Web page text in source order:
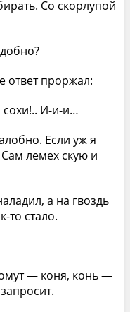
Со скорлупой
ответ проржал:
И-и-и…
Если уж я
Сам лемех скую и
а на гвоздь
то стало.
— коня, конь —